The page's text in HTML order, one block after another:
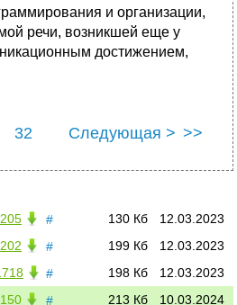
и организации,
речи, возникшей еще у
достижением,
32 Следующая > >>
# 12.03.2023
130 Кб
205
#
12.03.2023
199 Кб
202
#
12.03.2023
198 Кб
#
10.03.2024
213 Кб
150